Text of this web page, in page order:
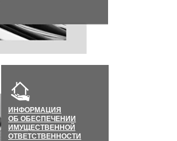
ИНФОРМАЦИЯ
ОБ ОБЕСПЕЧЕНИИ
ИМУЩЕСТВЕННОЙ
ОТВЕТСТВЕННОСТИ